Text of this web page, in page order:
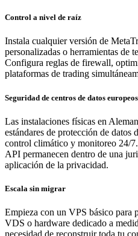
Control a nivel de raíz
Instala cualquier versión de
personalizadas o herramientas de
Configura reglas de firewall,
plataformas de trading
Seguridad de centros de datos europeos
Las instalaciones físicas en
estándares de protección de datos
control climático y monitoreo 24/
API permanecen dentro de una
aplicación de la privacidad.
Escala sin migrar
Empieza con un VPS básico para
VDS o hardware dedicado a
necesidad de reconstruir toda tu